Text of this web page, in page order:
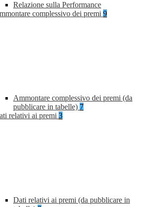
Relazione sulla Performance
complessivo dei premi 9
Ammontare complessivo dei premi (da
pubblicare in tabelle) 7
relativi ai premi 3
Dati relativi ai premi (da pubblicare in